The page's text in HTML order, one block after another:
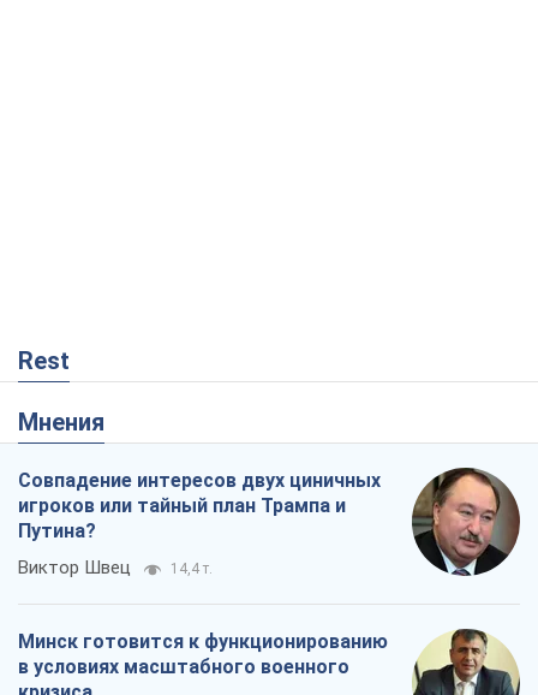
Rest
Мнения
Совпадение интересов двух циничных
игроков или тайный план Трампа и
Путина?
Виктор Швец 14,4 т.
Минск готовится к функционированию
в условиях масштабного военного